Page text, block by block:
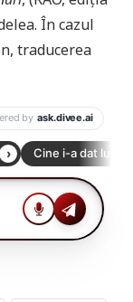
În cazul
traducerea